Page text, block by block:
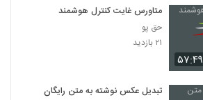
۶۰۷ بازدید
۵۷:۴۹
متاورس غایت کنترل هوشمند
حق پو
۲۱ بازدید
تبدیل عکس نوشته به متن رایگان